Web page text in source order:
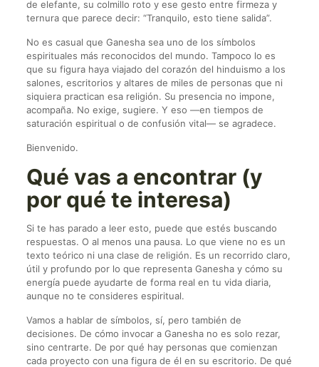
de elefante, su colmillo roto y ese gesto entre firmeza y
ternura que parece decir: “Tranquilo, esto tiene salida”.
No es casual que Ganesha sea uno de los símbolos
espirituales más reconocidos del mundo. Tampoco lo es
que su figura haya viajado del corazón del hinduismo a los
salones, escritorios y altares de miles de personas que ni
siquiera practican esa religión. Su presencia no impone,
acompaña. No exige, sugiere. Y eso —en tiempos de
saturación espiritual o de confusión vital— se agradece.
Bienvenido.
Qué vas a encontrar (y
por qué te interesa)
Si te has parado a leer esto, puede que estés buscando
respuestas. O al menos una pausa. Lo que viene no es un
texto teórico ni una clase de religión. Es un recorrido claro,
útil y profundo por lo que representa Ganesha y cómo su
energía puede ayudarte de forma real en tu vida diaria,
aunque no te consideres espiritual.
Vamos a hablar de símbolos, sí, pero también de
decisiones. De cómo invocar a Ganesha no es solo rezar,
sino centrarte. De por qué hay personas que comienzan
cada proyecto con una figura de él en su escritorio. De qué